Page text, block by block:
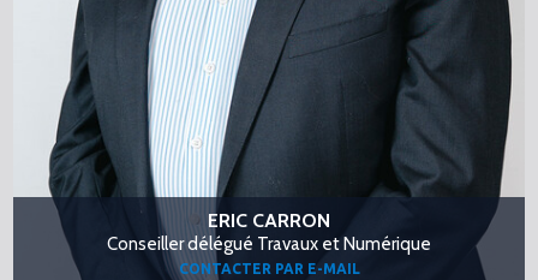
ERIC CARRON
Conseiller délégué Travaux et Numérique
CONTACTER PAR E-MAIL